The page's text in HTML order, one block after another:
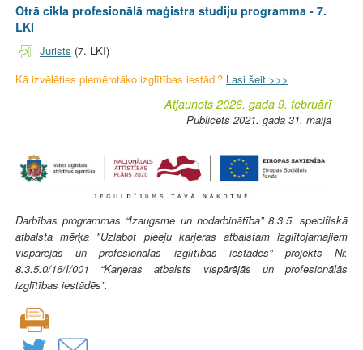
Otrā cikla profesionālā maģistra studiju programma - 7.
LKI
Jurists (7. LKI)
Kā izvēlēties piemērotāko izglītības iestādi? Lasi šeit >>>
Atjaunots 2026. gada 9. februārī
Publicēts 2021. gada 31. maijā
Darbības programmas “Izaugsme un nodarbinātība” 8.3.5. specifiskā
atbalsta mērķa "Uzlabot pieeju karjeras atbalstam izglītojamajiem
vispārējās un profesionālās izglītības iestādēs" projekts Nr.
8.3.5.0/16/I/001 “Karjeras atbalsts vispārējās un profesionālās
izglītības iestādēs”.